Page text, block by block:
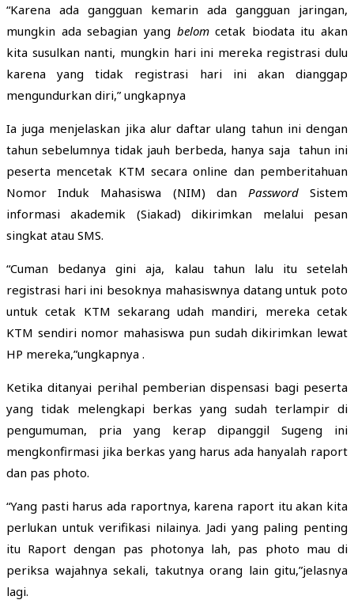
“Karena ada gangguan kemarin ada gangguan jaringan,
mungkin ada sebagian yang belomcetak biodata itu akan
kita susulkan nanti, mungkin hari ini mereka registrasi dulu
karena yang tidak registrasi hari ini akan dianggap
mengundurkan diri,” ungkapnya
Ia juga menjelaskan jika alur daftar ulang tahun ini dengan
tahun sebelumnya tidak jauh berbeda, hanya saja tahun ini
peserta mencetak KTM secara online dan pemberitahuan
Nomor Induk Mahasiswa (NIM) dan PasswordSistem
informasi akademik (Siakad) dikirimkan melalui pesan
singkat atau SMS.
“Cuman bedanya gini aja, kalau tahun lalu itu setelah
registrasi hari ini besoknya mahasiswnya datang untuk poto
untuk cetak KTM sekarang udah mandiri, mereka cetak
KTM sendiri nomor mahasiswa pun sudah dikirimkan lewat
HP mereka,”ungkapnya .
Ketika ditanyai perihal pemberian dispensasi bagi peserta
yang tidak melengkapi berkas yang sudah terlampir di
pengumuman, pria yang kerap dipanggil Sugeng ini
mengkonfirmasi jika berkas yang harus ada hanyalah raport
dan pas photo.
“Yang pasti harus ada raportnya, karena raport itu akan kita
perlukan untuk verifikasi nilainya. Jadi yang paling penting
itu Raport dengan pas photonya lah, pas photo mau di
periksa wajahnya sekali, takutnya orang lain gitu,”jelasnya
lagi.